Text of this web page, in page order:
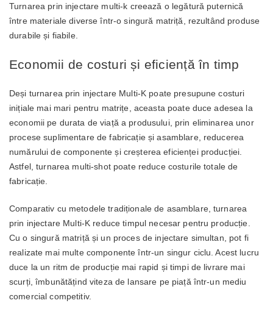
Turnarea prin injectare multi-k creează o legătură puternică
între materiale diverse într-o singură matriță, rezultând produse
durabile și fiabile.
Economii de costuri și eficiență în timp
Deși turnarea prin injectare Multi-K poate presupune costuri
inițiale mai mari pentru matrițe, aceasta poate duce adesea la
economii pe durata de viață a produsului, prin eliminarea unor
procese suplimentare de fabricație și asamblare, reducerea
numărului de componente și creșterea eficienței producției.
Astfel, turnarea multi-shot poate reduce costurile totale de
fabricație.
Comparativ cu metodele tradiționale de asamblare, turnarea
prin injectare Multi-K reduce timpul necesar pentru producție.
Cu o singură matriță și un proces de injectare simultan, pot fi
realizate mai multe componente într-un singur ciclu. Acest lucru
duce la un ritm de producție mai rapid și timpi de livrare mai
scurți, îmbunătățind viteza de lansare pe piață într-un mediu
comercial competitiv.